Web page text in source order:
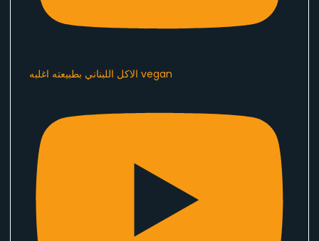
الاكل اللبناني بطبيعته اغلبه vegan